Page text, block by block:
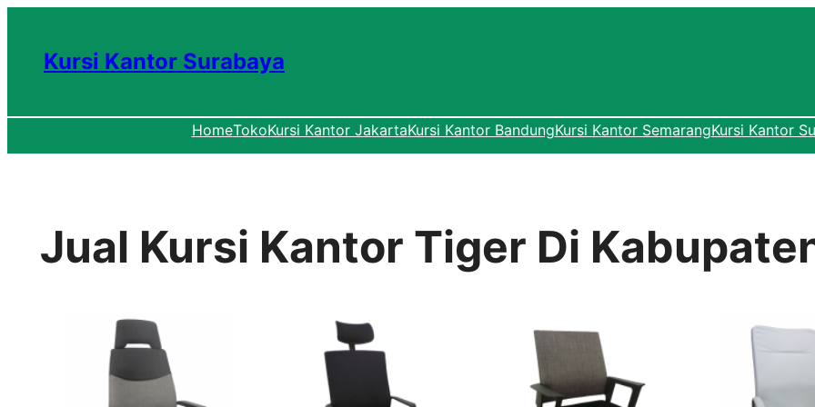
Kursi Kantor Surabaya
HomeTokoKursi Kantor JakartaKursi Kantor BandungKursi Kantor SemarangKursi Kantor
Jual Kursi Kantor Tiger Di